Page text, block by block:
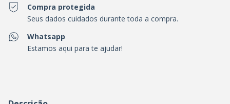
Compra protegida
Seus dados cuidados durante toda a compra.
Whatsapp
Estamos aqui para te ajudar!